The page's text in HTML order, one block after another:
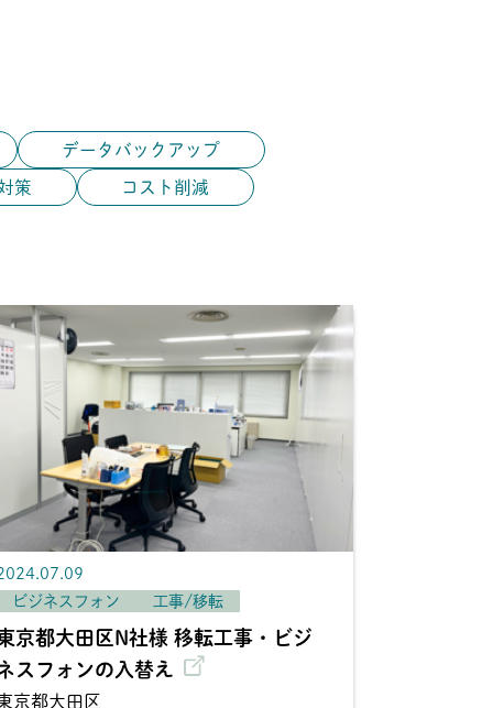
データバックアップ
策 コスト削減
ビジネスフォン
工事/移転
京都大田区N社様 移転工事・ビジ
スフォンの入替え
京都大田区